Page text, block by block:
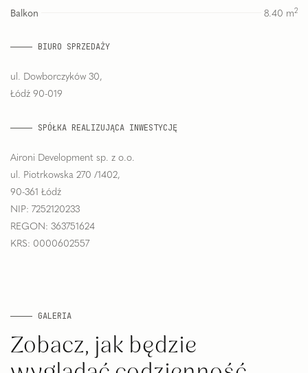
Balkon 8.40 m2
BIURO SPRZEDAŻY
ul. Dowborczyków 30,
Łódź 90-019
SPÓŁKA REALIZUJĄCA INWESTYCJĘ
Aironi Development sp. z o.o.
ul. Piotrkowska 270 /1402,
90-361 Łódź
NIP: 7252120233
REGON: 363751624
KRS: 0000602557
GALERIA
Zobacz, jak będzie